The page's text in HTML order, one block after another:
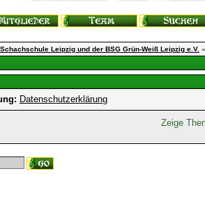
Leipzig und der BSG Grün-Weiß Leipzig e.V.
Datenschutzerklärung
Zeige